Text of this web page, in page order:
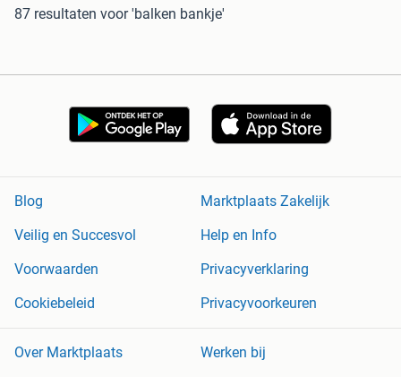
87 resultaten voor 'balken bankje'
Blog
Marktplaats Zakelijk
Veilig en Succesvol
Help en Info
Voorwaarden
Privacyverklaring
Cookiebeleid
Privacyvoorkeuren
Over Marktplaats
Werken bij